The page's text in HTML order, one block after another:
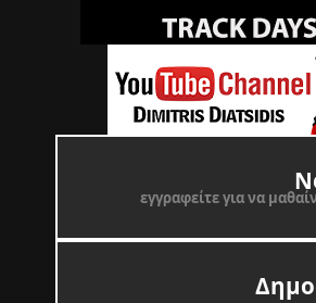
εγγραφείτε για να